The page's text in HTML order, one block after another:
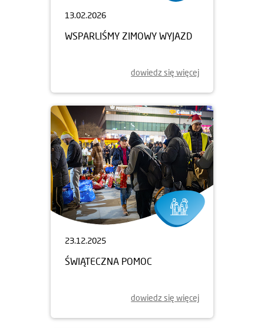
13.02.2026
WSPARLIŚMY ZIMOWY WYJAZD
dowiedz się więcej
23.12.2025
ŚWIĄTECZNA POMOC
dowiedz się więcej